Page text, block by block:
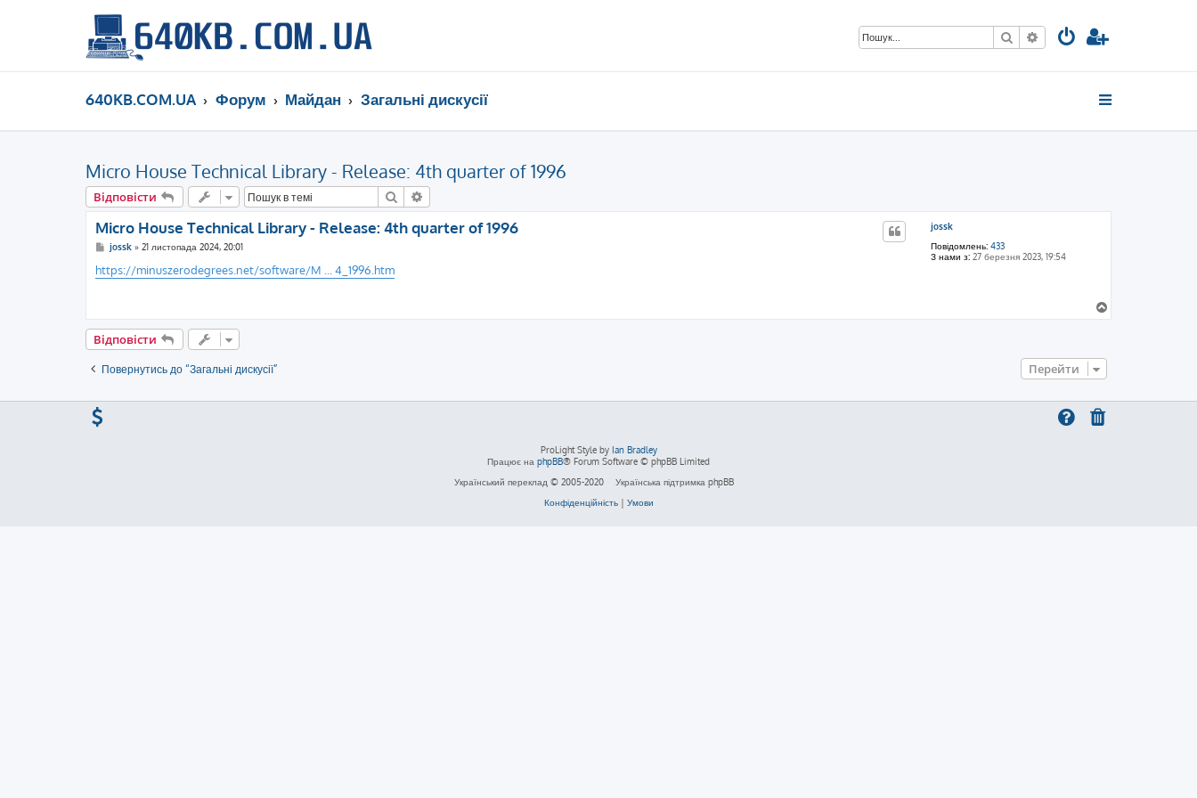
ПошукРозширений пошук
640KB.COM.UA Форум Майдан Загальні дискусії
Micro House Technical Library - Release: 4th quarter of 1996
Відповісти Пошук
jossk
Повідомлень: 433
З нами з: 27 березня 2023, 19:54
Micro House Technical Library - Release: 4th quarter of 1996
П
в
і
л
е
н
н
я
jossk» 21 листопада 2024, 20:01
https://minuszerodegrees.net/software/M ... 4_1996.htm
о
Відповісти
Повернутись до “Загальні дискусії” Перейти
ProLight Style by Ian Bradley
Працює на phpBB® Forum Software © phpBB Limited
Український переклад © 2005-2020
Українська підтримка phpBB
Конфіденційність| Умови